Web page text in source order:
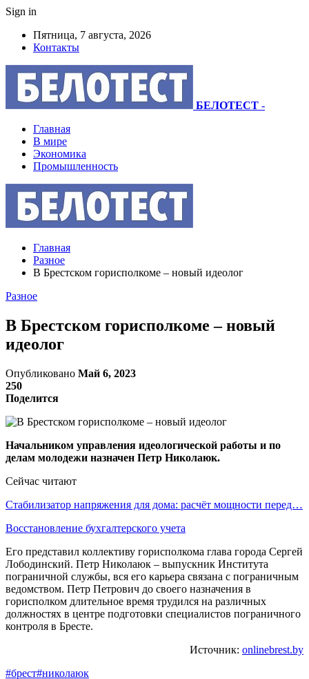
Sign in
Пятница, 7 августа, 2026
Контакты
БЕЛОТЕСТ -
Главная
В мире
Экономика
Промышленность
Главная
Разное
В Брестском горисполкоме – новый идеолог
Разное
В Брестском горисполкоме – новый
идеолог
Опубликовано Май 6, 2023
250
Поделится
Начальником управления идеологической работы и по
делам молодежи назначен Петр Николаюк.
Сейчас читают
Стабилизатор напряжения для дома: расчёт мощности перед…
Восстановление бухгалтерского учета
Его представил коллективу горисполкома глава города Сергей
Лободинский. Петр Николаюк – выпускник Института
пограничной службы, вся его карьера связана с пограничным
ведомством. Петр Петрович до своего назначения в
горисполком длительное время трудился на различных
должностях в центре подготовки специалистов пограничного
контроля в Бресте.
Источник: onlinebrest.by
#брест#николаюк